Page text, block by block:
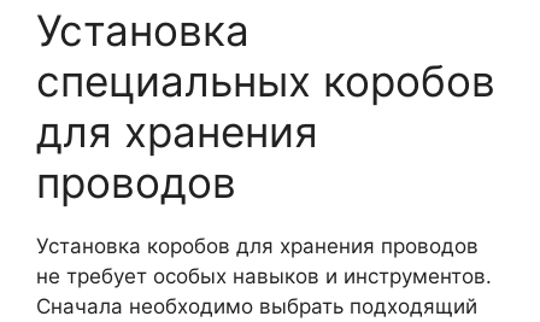
Установка
специальных коробов
для хранения
проводов
Установка коробов для хранения проводов
не требует особых навыков и инструментов.
Сначала необходимо выбрать подходящий